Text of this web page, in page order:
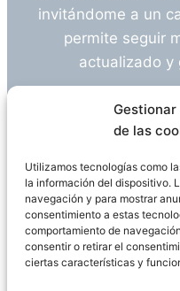
de las
Utilizamos tecnologías como
la información del dispositivo.
navegación y para mostrar
consentimiento a estas
comportamiento de
consentir o retirar el
ciertas características y
invitándome a un
permite seguir
actualizado y
¿Tienes alguna
Descargo de
Declaración de